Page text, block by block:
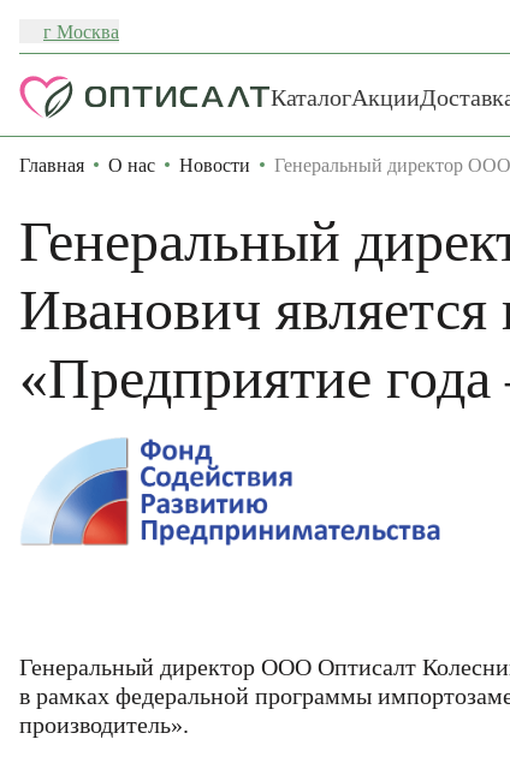
г Москва
КаталогАкции
Главная О нас Новости Генеральный директор
Генеральный
Иванович
«Предприятие года
Генеральный директор ООО Оптисалт
в рамках федеральной программы
производитель».